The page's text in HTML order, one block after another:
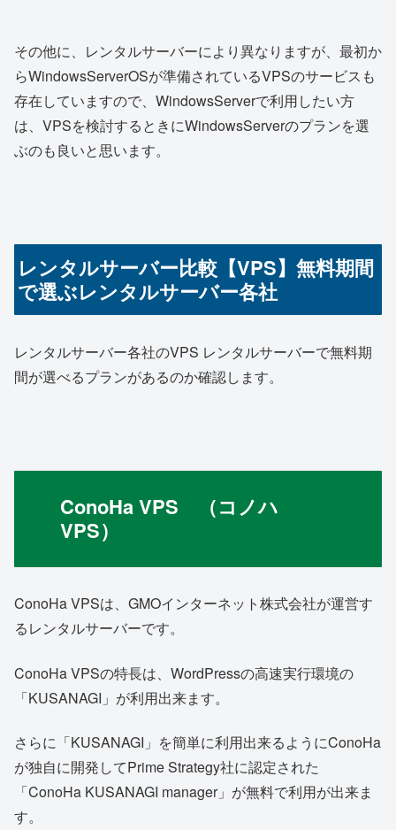
その他に、レンタルサーバーにより異なりますが、最初か
らWindowsServerOSが準備されているVPSのサービスも
存在していますので、WindowsServerで利用したい方
は、VPSを検討するときにWindowsServerのプランを選
ぶのも良いと思います。
レンタルサーバー比較【VPS】無料期間
で選ぶレンタルサーバー各社
レンタルサーバー各社のVPS レンタルサーバーで無料期
間が選べるプランがあるのか確認します。
ConoHa VPS （コノハ
VPS）
ConoHa VPSは、GMOインターネット株式会社が運営す
るレンタルサーバーです。
ConoHa VPSの特長は、WordPressの高速実行環境の
「KUSANAGI」が利用出来ます。
さらに「KUSANAGI」を簡単に利用出来るようにConoHa
が独自に開発してPrime Strategy社に認定された
「ConoHa KUSANAGI manager」が無料で利用が出来ま
す。